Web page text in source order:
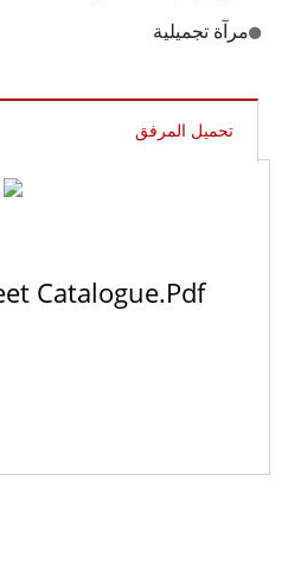
مرآة تجميلية
تحميل المرفق
Catalogue.pdf